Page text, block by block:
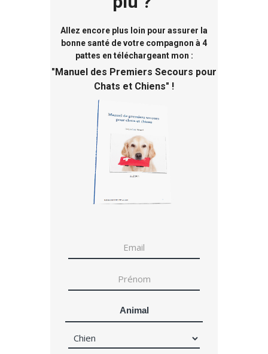
Allez encore plus loin pour assurer la
bonne santé de votre compagnon à 4
pattes en téléchargeant mon :
"Manuel des Premiers Secours pour
Chats et Chiens" !
Animal